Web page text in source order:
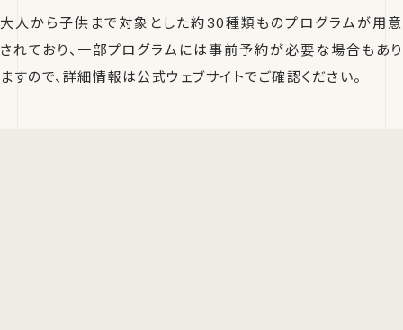
大人から子供まで対象とした約30種類ものプログラムが用意
されており、一部プログラムには事前予約が必要な場合もあり
ますので、詳細情報は公式ウェブサイトでご確認ください。